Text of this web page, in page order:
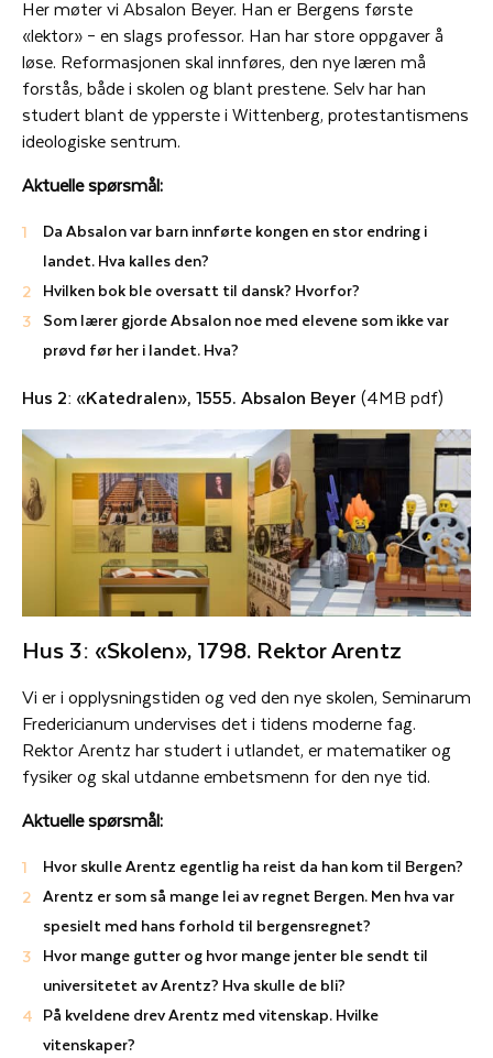
Her møter vi Absalon Beyer. Han er Bergens første
«lektor» – en slags professor. Han har store oppgaver å
løse. Reformasjonen skal innføres, den nye læren må
forstås, både i skolen og blant prestene. Selv har han
studert blant de ypperste i Wittenberg, protestantismens
ideologiske sentrum.
Aktuelle spørsmål:
Da Absalon var barn innførte kongen en stor endring i
landet. Hva kalles den?
Hvilken bok ble oversatt til dansk? Hvorfor?
Som lærer gjorde Absalon noe med elevene som ikke var
prøvd før her i landet. Hva?
Hus 2: «Katedralen», 1555. Absalon Beyer (4MB pdf)
Hus 3: «Skolen», 1798. Rektor Arentz
Vi er i opplysningstiden og ved den nye skolen, Seminarum
Fredericianum undervises det i tidens moderne fag.
Rektor Arentz har studert i utlandet, er matematiker og
fysiker og skal utdanne embetsmenn for den nye tid.
Aktuelle spørsmål:
Hvor skulle Arentz egentlig ha reist da han kom til Bergen?
Arentz er som så mange lei av regnet Bergen. Men hva var
spesielt med hans forhold til bergensregnet?
Hvor mange gutter og hvor mange jenter ble sendt til
universitetet av Arentz? Hva skulle de bli?
På kveldene drev Arentz med vitenskap. Hvilke
vitenskaper?